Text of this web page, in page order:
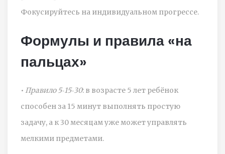
Фокусируйтесь на индивидуальном прогрессе.
Формулы и правила «на
пальцах»
• Правило 5‑15‑30: в возрасте 5 лет ребёнок
способен за 15 минут выполнять простую
задачу, а к 30 месяцам уже может управлять
мелкими предметами.